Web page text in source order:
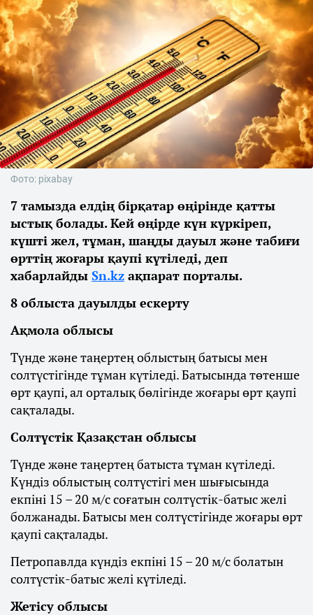
Фото: pixabay
7 тамызда елдің бірқатар өңірінде қатты
ыстық болады. Кей өңірде күн күркіреп,
күшті жел, тұман, шаңды дауыл және табиғи
өрттің жоғары қаупі күтіледі, деп
хабарлайды Sn.kz ақпарат порталы.
8 облыста дауылды ескерту
Ақмола облысы
Түнде және таңертең облыстың батысы мен
солтүстігінде тұман күтіледі. Батысында төтенше
өрт қаупі, ал орталық бөлігінде жоғары өрт қаупі
сақталады.
Солтүстік Қазақстан облысы
Түнде және таңертең батыста тұман күтіледі.
Күндіз облыстың солтүстігі мен шығысында
екпіні 15 – 20 м/с соғатын солтүстік-батыс желі
болжанады. Батысы мен солтүстігінде жоғары өрт
қаупі сақталады.
Петропавлда күндіз екпіні 15 – 20 м/с болатын
солтүстік-батыс желі күтіледі.
Жетісу облысы